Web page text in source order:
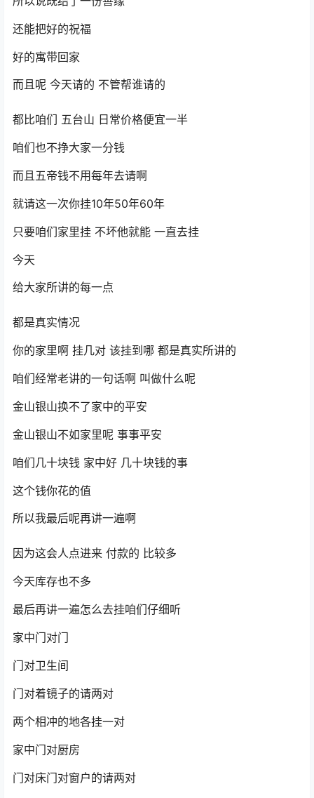
还能把好的祝福
好的寓带回家
而且呢 今天请的 不管帮谁请的
都比咱们 五台山 日常价格便宜一半
咱们也不挣大家一分钱
而且五帝钱不用每年去请啊
就请这一次你挂10年50年60年
只要咱们家里挂 不坏他就能 一直去挂
今天
给大家所讲的每一点
都是真实情况
你的家里啊 挂几对 该挂到哪 都是真实所讲的
咱们经常老讲的一句话啊 叫做什么呢
金山银山换不了家中的平安
金山银山不如家里呢 事事平安
咱们几十块钱 家中好 几十块钱的事
这个钱你花的值
所以我最后呢再讲一遍啊
因为这会人点进来 付款的 比较多
今天库存也不多
最后再讲一遍怎么去挂咱们仔细听
家中门对门
门对卫生间
门对着镜子的请两对
两个相冲的地各挂一对
家中门对厨房
门对床门对窗户的请两对